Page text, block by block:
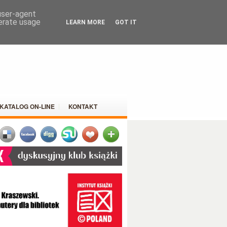
KATALOG ON-LINE KONTAKT
agent
usage
LEARN MORE GOT IT